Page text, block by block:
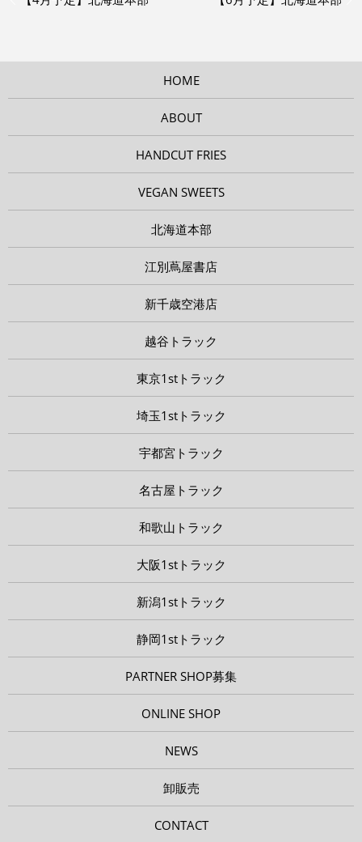
HOME
ABOUT
HANDCUT FRIES
VEGAN SWEETS
北海道本部
江別蔦屋書店
新千歳空港店
越谷トラック
東京1stトラック
埼玉1stトラック
宇都宮トラック
名古屋トラック
和歌山トラック
大阪1stトラック
新潟1stトラック
静岡1stトラック
PARTNER SHOP募集
ONLINE SHOP
NEWS
卸販売
CONTACT